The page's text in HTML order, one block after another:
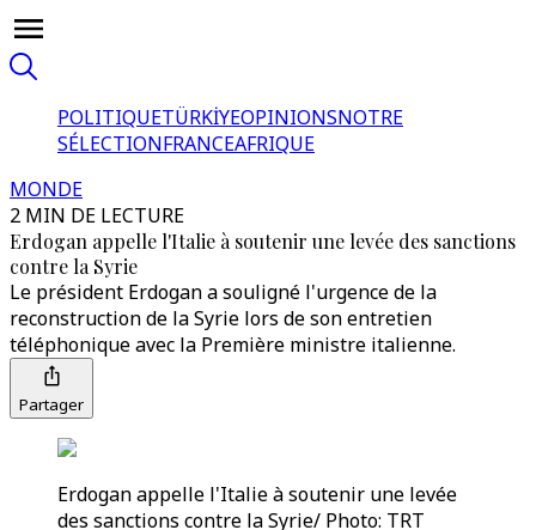
POLITIQUETÜRKİYEOPINIONSNOTRE
SÉLECTIONFRANCEAFRIQUE
MONDE
2 MIN DE LECTURE
Erdogan appelle l'Italie à soutenir une levée des sanctions
contre la Syrie
Le président Erdogan a souligné l'urgence de la
reconstruction de la Syrie lors de son entretien
téléphonique avec la Première ministre italienne.
Partager
Erdogan appelle l'Italie à soutenir une levée
des sanctions contre la Syrie/ Photo: TRT